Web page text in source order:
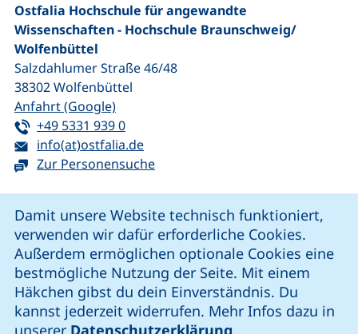
Damit unsere Website technisch funktioniert,
verwenden wir dafür erforderliche Cookies.
Außerdem ermöglichen optionale Cookies eine
bestmögliche Nutzung der Seite. Mit einem
Häkchen gibst du dein Einverständnis. Du
kannst jederzeit widerrufen. Mehr Infos dazu in
unserer Datenschutzerklärung.
Ostfalia Hochschule für angewandte
Wissenschaften - Hochschule Braunschweig/​
Wolfenbüttel
Salzdahlumer Straße 46/48
38302Wolfenbüttel
Anfahrt (Google)(externer Link, öffnet neues Fenster)
Tel:
+49 5331 939 0(startet einen Telefonanruf, wenn Ihr
E-Mail:
info(at)ostfalia.de(öffnet Ihr E-Mail-Programm)
Zur Personensuche
unsere Facebook-Seite (externer Link, öffnet neues
unsere LinkedIn-Seite (externer Link, öffnet
unsere Instagram-Seite (externer Link,
unsere YouTube-Seite (externer
Cookie-Einstellungen